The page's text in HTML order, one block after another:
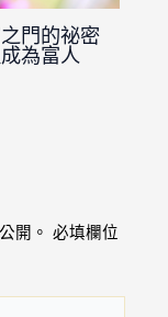
門的祕密
為富人
開。 必填欄位